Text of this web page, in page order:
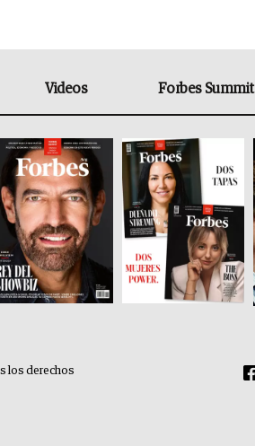
Videos Forbes Summit
los derechos